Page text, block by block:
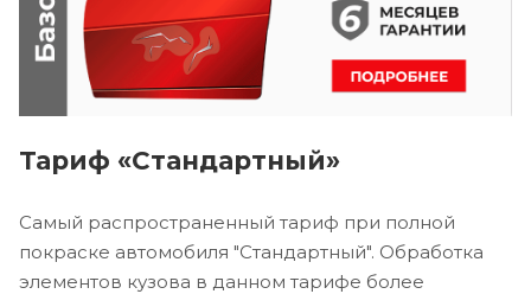
Тариф «Стандартный»
Самый распространенный тариф при полной
покраске автомобиля "Стандартный". Обработка
элементов кузова в данном тарифе более